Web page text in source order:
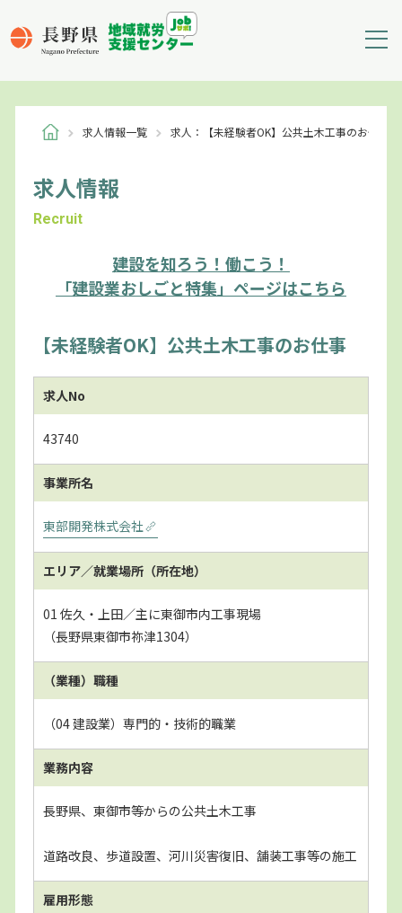
求人情報一覧 求人：【未経験者OK】公共土木工事のお仕事
求人情報
Recruit
建設を知ろう！働こう！
「建設業おしごと特集」ページはこちら
【未経験者OK】公共土木工事のお仕事
求人No
43740
事業所名
東部開発株式会社
エリア／就業場所（所在地）
01 佐久・上田／主に東御市内工事現場
（長野県東御市祢津1304）
（業種）職種
（04 建設業）専門的・技術的職業
業務内容
長野県、東御市等からの公共土木工事
道路改良、歩道設置、河川災害復旧、舗装工事等の施工
雇用形態